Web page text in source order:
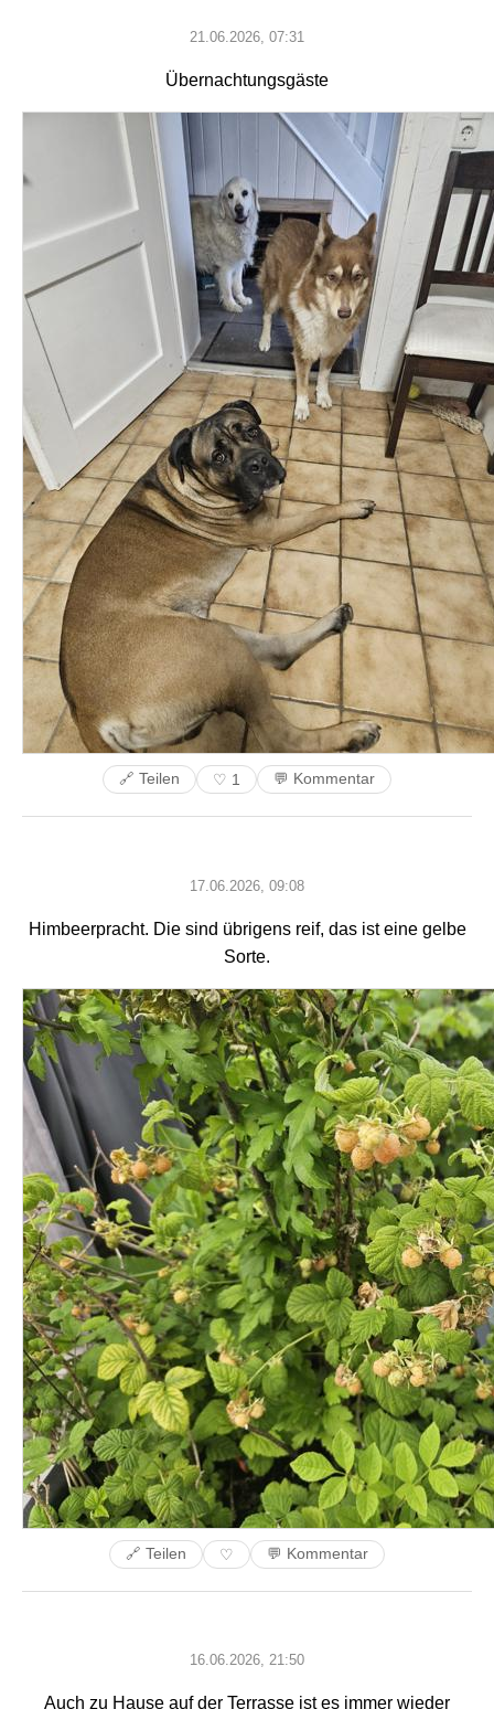
21.06.2026, 07:31
Übernachtungsgäste
🔗 Teilen ♡ 1 💬 Kommentar
17.06.2026, 09:08
Himbeerpracht. Die sind übrigens reif, das ist eine gelbe
Sorte.
🔗 Teilen ♡ 💬 Kommentar
16.06.2026, 21:50
Auch zu Hause auf der Terrasse ist es immer wieder